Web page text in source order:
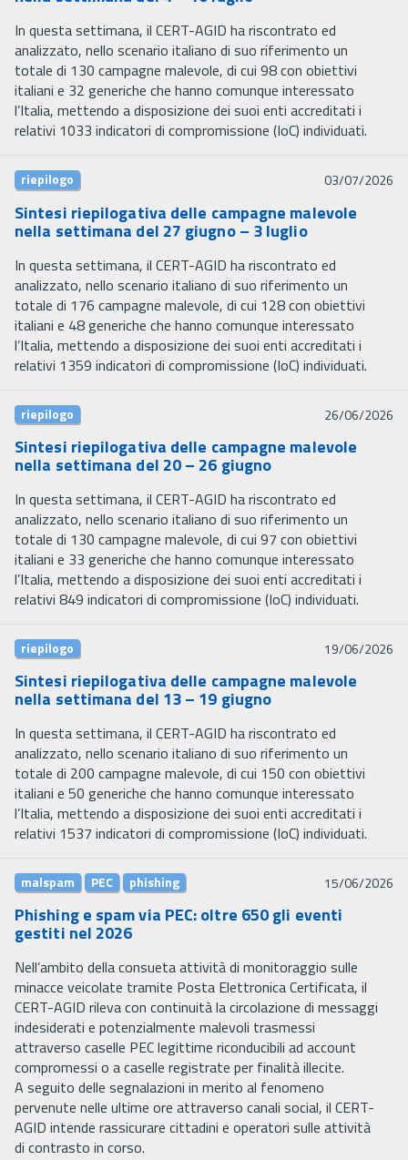
In questa settimana, il CERT-AGID ha riscontrato ed
analizzato, nello scenario italiano di suo riferimento un
totale di 130 campagne malevole, di cui 98 con obiettivi
italiani e 32 generiche che hanno comunque interessato
l’Italia, mettendo a disposizione dei suoi enti accreditati i
relativi 1033 indicatori di compromissione (IoC) individuati.
riepilogo 03/07/2026
Sintesi riepilogativa delle campagne malevole
nella settimana del 27 giugno – 3 luglio
In questa settimana, il CERT-AGID ha riscontrato ed
analizzato, nello scenario italiano di suo riferimento un
totale di 176 campagne malevole, di cui 128 con obiettivi
italiani e 48 generiche che hanno comunque interessato
l’Italia, mettendo a disposizione dei suoi enti accreditati i
relativi 1359 indicatori di compromissione (IoC) individuati.
riepilogo 26/06/2026
Sintesi riepilogativa delle campagne malevole
nella settimana del 20 – 26 giugno
In questa settimana, il CERT-AGID ha riscontrato ed
analizzato, nello scenario italiano di suo riferimento un
totale di 130 campagne malevole, di cui 97 con obiettivi
italiani e 33 generiche che hanno comunque interessato
l’Italia, mettendo a disposizione dei suoi enti accreditati i
relativi 849 indicatori di compromissione (IoC) individuati.
riepilogo 19/06/2026
Sintesi riepilogativa delle campagne malevole
nella settimana del 13 – 19 giugno
In questa settimana, il CERT-AGID ha riscontrato ed
analizzato, nello scenario italiano di suo riferimento un
totale di 200 campagne malevole, di cui 150 con obiettivi
italiani e 50 generiche che hanno comunque interessato
l’Italia, mettendo a disposizione dei suoi enti accreditati i
relativi 1537 indicatori di compromissione (IoC) individuati.
malspam PEC phishing 15/06/2026
Phishing e spam via PEC: oltre 650 gli eventi
gestiti nel 2026
Nell’ambito della consueta attività di monitoraggio sulle
minacce veicolate tramite Posta Elettronica Certificata, il
CERT-AGID rileva con continuità la circolazione di messaggi
indesiderati e potenzialmente malevoli trasmessi
attraverso caselle PEC legittime riconducibili ad account
compromessi o a caselle registrate per finalità illecite.
A seguito delle segnalazioni in merito al fenomeno
pervenute nelle ultime ore attraverso canali social, il CERT-
AGID intende rassicurare cittadini e operatori sulle attività
di contrasto in corso.